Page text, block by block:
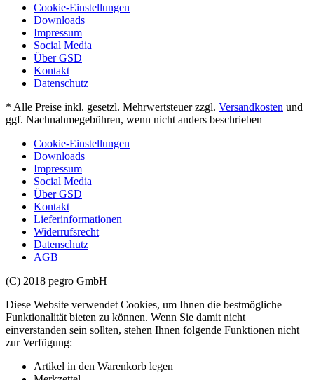
Cookie-Einstellungen
Downloads
Impressum
Social Media
Über GSD
Kontakt
Datenschutz
* Alle Preise inkl. gesetzl. Mehrwertsteuer zzgl. Versandkosten und
ggf. Nachnahmegebühren, wenn nicht anders beschrieben
Cookie-Einstellungen
Downloads
Impressum
Social Media
Über GSD
Kontakt
Lieferinformationen
Widerrufsrecht
Datenschutz
AGB
(C) 2018 pegro GmbH
Diese Website verwendet Cookies, um Ihnen die bestmögliche
Funktionalität bieten zu können. Wenn Sie damit nicht
einverstanden sein sollten, stehen Ihnen folgende Funktionen nicht
zur Verfügung:
Artikel in den Warenkorb legen